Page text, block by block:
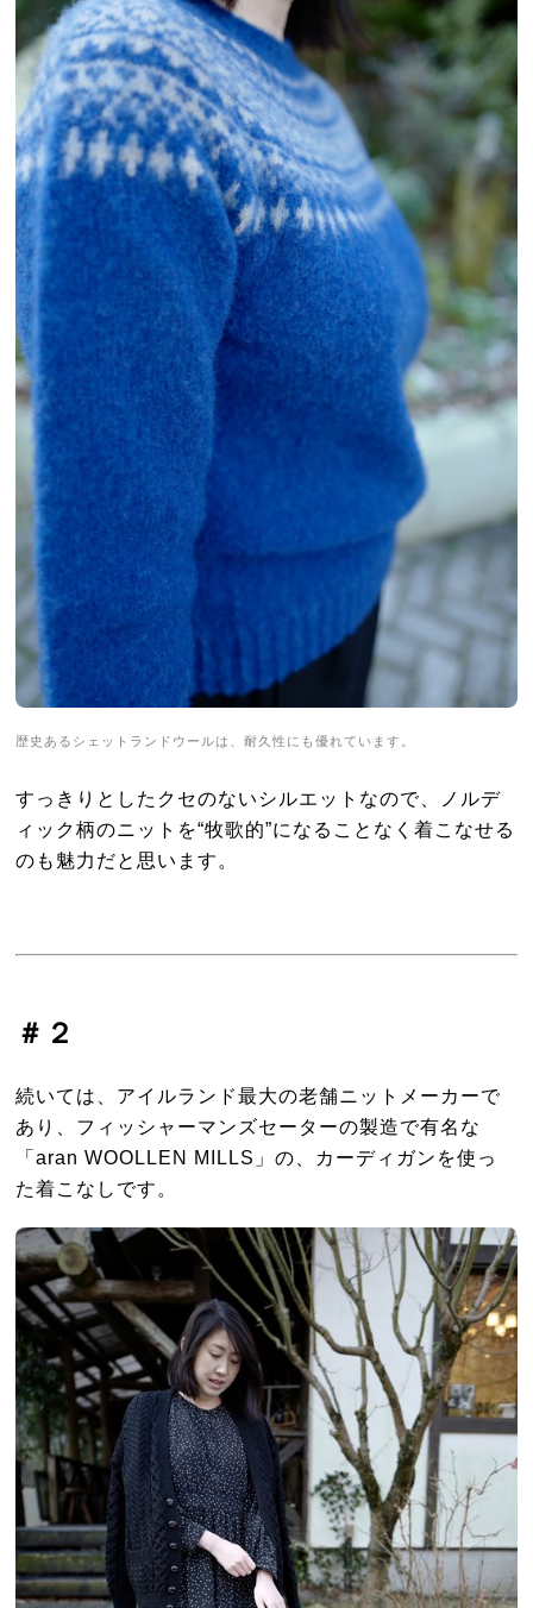
歴史あるシェットランドウールは、耐久性にも優れています。
すっきりとしたクセのないシルエットなので、ノルデ
ィック柄のニットを“牧歌的”になることなく着こなせる
のも魅力だと思います。
＃２
続いては、アイルランド最大の老舗ニットメーカーで
あり、フィッシャーマンズセーターの製造で有名な
「aran WOOLLEN MILLS」の、カーディガンを使っ
た着こなしです。